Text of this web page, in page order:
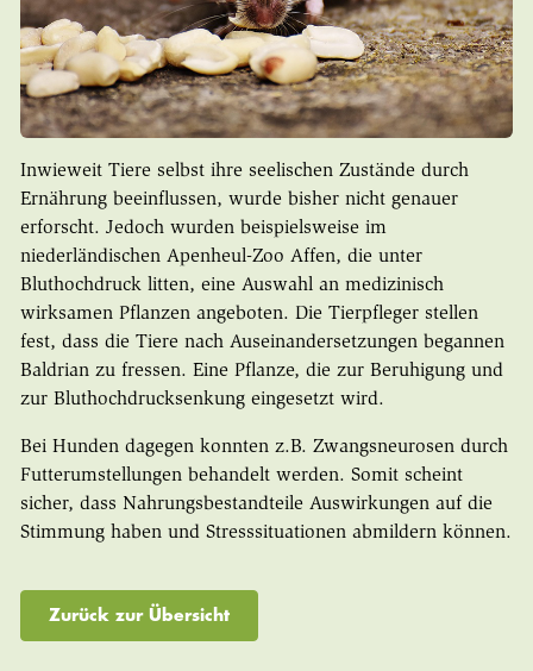
Inwieweit Tiere selbst ihre seelischen Zustände durch
Ernährung beeinflussen, wurde bisher nicht genauer
erforscht. Jedoch wurden beispielsweise im
niederländischen Apenheul-Zoo Affen, die unter
Bluthochdruck litten, eine Auswahl an medizinisch
wirksamen Pflanzen angeboten. Die Tierpfleger stellen
fest, dass die Tiere nach Auseinandersetzungen begannen
Baldrian zu fressen. Eine Pflanze, die zur Beruhigung und
zur Bluthochdrucksenkung eingesetzt wird.
Bei Hunden dagegen konnten z.B. Zwangsneurosen durch
Futterumstellungen behandelt werden. Somit scheint
sicher, dass Nahrungsbestandteile Auswirkungen auf die
Stimmung haben und Stresssituationen abmildern können.
Zurück zur Übersicht